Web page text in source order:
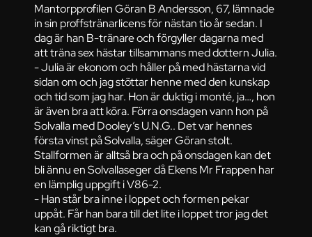
Mantorpprofilen Göran B Andersson, 67, lämnade
in sin proffstränarlicens för nästan tio år sedan. I
dag är han B-tränare och förgyller dagarna med
att träna sex hästar tillsammans med dottern Julia.
- Julia är ekonom och håller på med hästarna vid
sidan om och jag stöttar henne med den kunskap
och tid som jag har. Hon är duktig i monté, ja…, hon
är även bra att köra. Förra onsdagen vann hon på
Solvalla med Dooley’s U.N.G.. Det var hennes
första vinst på Solvalla, säger Göran stolt.
Stallformen är alltså bra och på onsdagen kan det
bli ännu en Solvallaseger då Ekens Mr Frappen har
en lämplig uppgift i V86-2.
- Han står bra inne i loppet och formen pekar
uppåt. Får han bara till det lite i loppet tror jag det
kan gå riktigt bra.